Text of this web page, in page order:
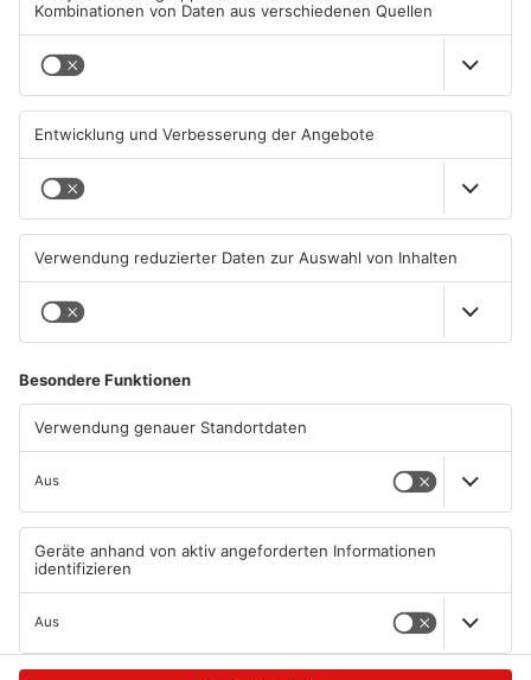
erhebliche Mängel auf
06.08.2026, 06:37 UHR IN
PRIMAVERALAND
Waldbrandgefahr im
Primaveraland bleibt
06.08.2026, 06:34 UHR IN
PRIMAVERALAND